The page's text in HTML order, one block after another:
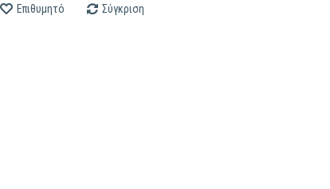
Επιθυμητό Σύγκριση